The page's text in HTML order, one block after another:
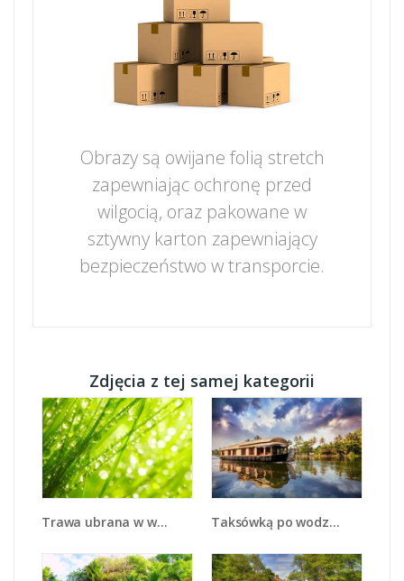
Obrazy są owijane folią stretch
zapewniając ochronę przed
wilgocią, oraz pakowane w
sztywny karton zapewniający
bezpieczeństwo w transporcie.
Zdjęcia z tej samej kategorii
Trawa ubrana w wodne korale - KN341 Taksówką po wodzie - KN1166A